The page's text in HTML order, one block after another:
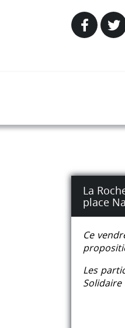
La
place
Ce
Les
Solidaire